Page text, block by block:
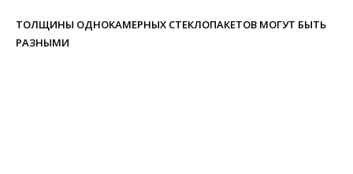
ТОЛЩИНЫ ОДНОКАМЕРНЫХ СТЕКЛОПАКЕТОВ МОГУТ БЫТЬ
РАЗНЫМИ